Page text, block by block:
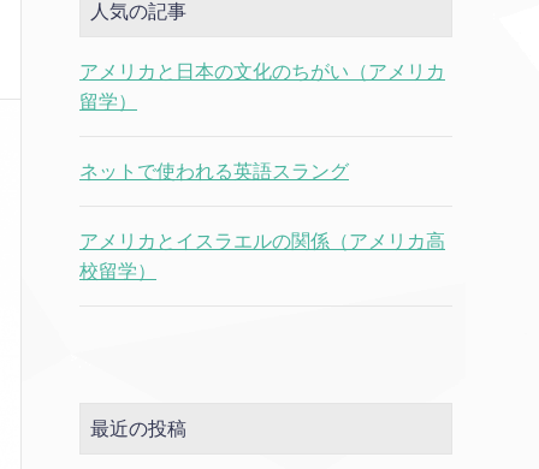
人気の記事
アメリカと日本の文化のちがい（アメリカ
留学）
ネットで使われる英語スラング
アメリカとイスラエルの関係（アメリカ高
校留学）
最近の投稿